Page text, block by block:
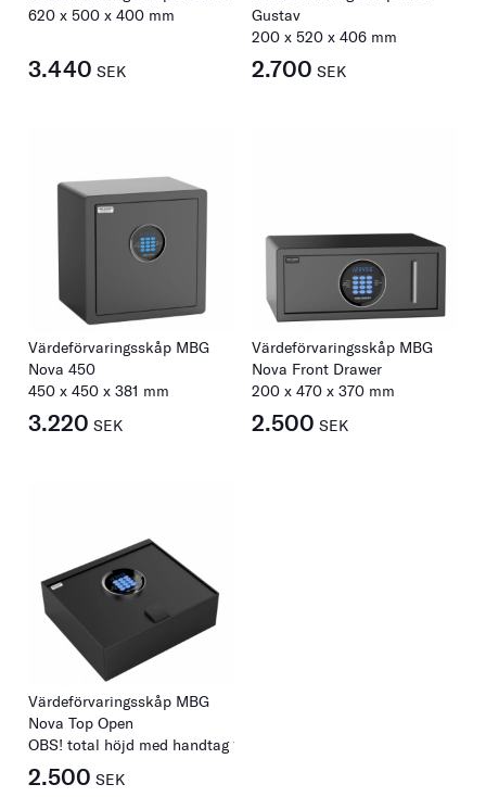
620 x 500 x 400 mm
3.440 SEK
Gustav
200 x 520 x 406 mm
2.700 SEK
Värdeförvaringsskåp MBG
Nova 450
450 x 450 x 381 mm
3.220 SEK
Värdeförvaringsskåp MBG
Nova Front Drawer
200 x 470 x 370 mm
2.500 SEK
Värdeförvaringsskåp MBG
Nova Top Open
OBS! total höjd med handtag 133
2.500 SEK